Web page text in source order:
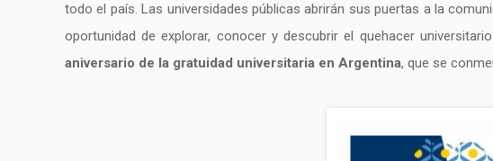
todo el país. Las universidades públicas abrirán sus puertas a la
oportunidad de explorar, conocer y descubrir el quehacer
aniversario de la gratuidad universitaria en Argentina, que se